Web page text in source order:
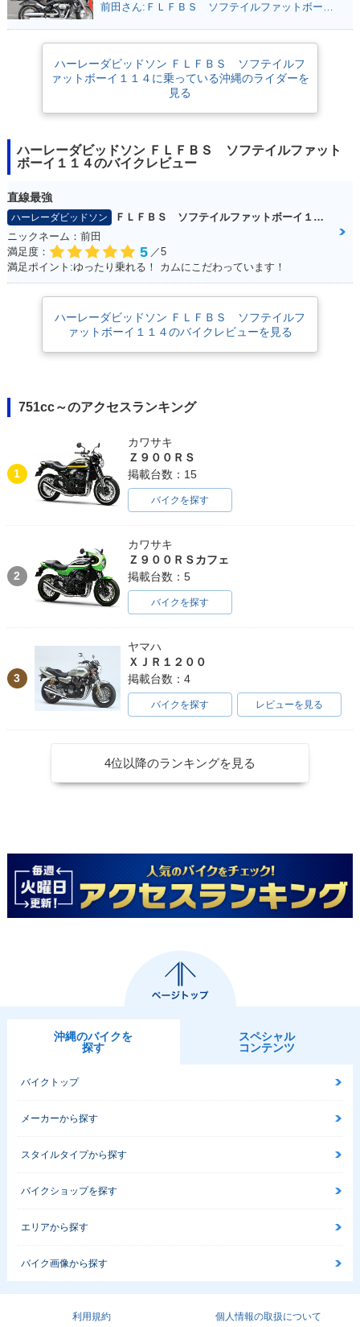
前田さん:ＦＬＦＢＳ ソフテイルファットボーイ１１４(ハーレーダビッドソン)
ハーレーダビッドソン ＦＬＦＢＳ ソフテイルフ
ァットボーイ１１４に乗っている沖縄のライダーを
見る
ハーレーダビッドソン ＦＬＦＢＳ ソフテイルファット
ボーイ１１４のバイクレビュー
直線最強
ハーレーダビッドソン
ＦＬＦＢＳ ソフテイルファットボーイ１１４
ニックネーム：前田
満足度：
5 ／5
満足ポイント:ゆったり乗れる！ カムにこだわっています！
ハーレーダビッドソン ＦＬＦＢＳ ソフテイルフ
ァットボーイ１１４のバイクレビューを見る
751cc～のアクセスランキング
1
カワサキ
Ｚ９００ＲＳ
掲載台数：15
バイクを探す
2
カワサキ
Ｚ９００ＲＳカフェ
掲載台数：5
バイクを探す
3
ヤマハ
ＸＪＲ１２００
掲載台数：4
バイクを探す レビューを見る
4位以降のランキングを見る
沖縄のバイクを
探す
スペシャル
コンテンツ
バイクトップ
メーカーから探す
スタイルタイプから探す
バイクショップを探す
エリアから探す
バイク画像から探す
利用規約 個人情報の取扱について